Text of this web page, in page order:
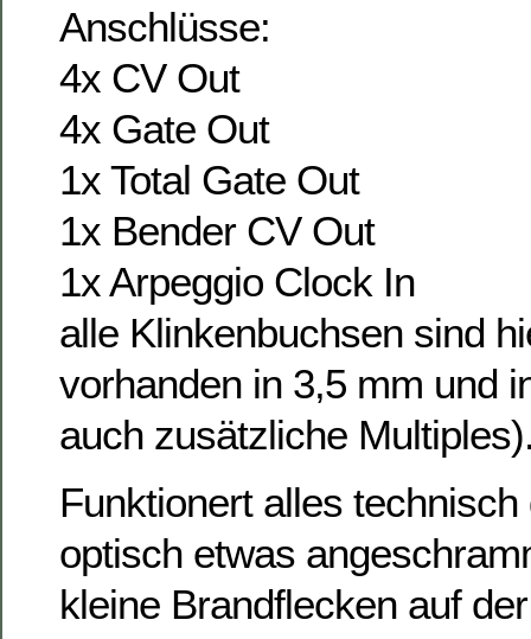
Anschlüsse:
4x CV Out
4x Gate Out
1x Total Gate Out
1x Bender CV Out
1x Arpeggio Clock In
alle Klinkenbuchsen sind
vorhanden in 3,5 mm und
auch zusätzliche
Funktionert alles
optisch etwas
kleine Brandflecken auf